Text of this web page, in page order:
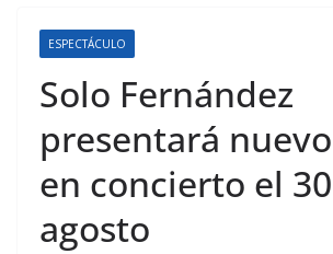
ESPECTÁCULO
Solo Fernández
presentará
en concierto el
agosto